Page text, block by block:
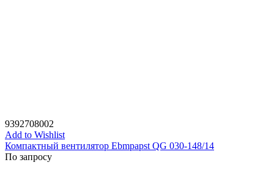
9392708002
Add to Wishlist
Компактный вентилятор Ebmpapst QG 030-148/14
По запросу